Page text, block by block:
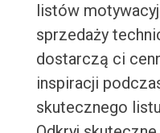
listów
sprzedaży
dostarczą ci
inspiracji
skutecznego